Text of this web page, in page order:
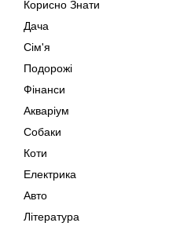
Корисно Знати
Дача
Сім'я
Подорожі
Фінанси
Акваріум
Собаки
Коти
Електрика
Авто
Література